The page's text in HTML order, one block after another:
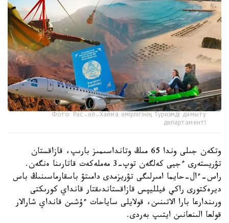
Фото: Рас-әл-Хайма әмірлігінің Туризмді дамыту
департаменті
وتكەن جىلى وندا 65 مىڭ وتانداسىمىز بارىپ، قازاقستان
تۋريستەرى ءجيى كەلگەن توپ-3 مەملەكەت قاتارىنا ەنگەن.
راس-ءال-حايما امىرلىگى تۋريزمدى دامىتۋ باسقارماسىنىڭ باس
ديرەكتورى راكي فيلليپس قازاقستاندىقتار قانداي كورىكتى
ورىندارعا بارا الاتىنىن، قولايلى ساياحات ءۇشىن قانداي شارالار
قولعا الىنعانىن ايتىپ بەردى.